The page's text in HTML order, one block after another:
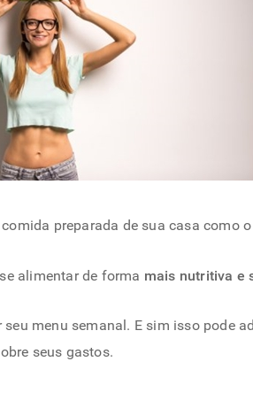
preparada de sua casa como
alimentar de forma mais nutritiva e
menu semanal. E sim isso pode
seus gastos.